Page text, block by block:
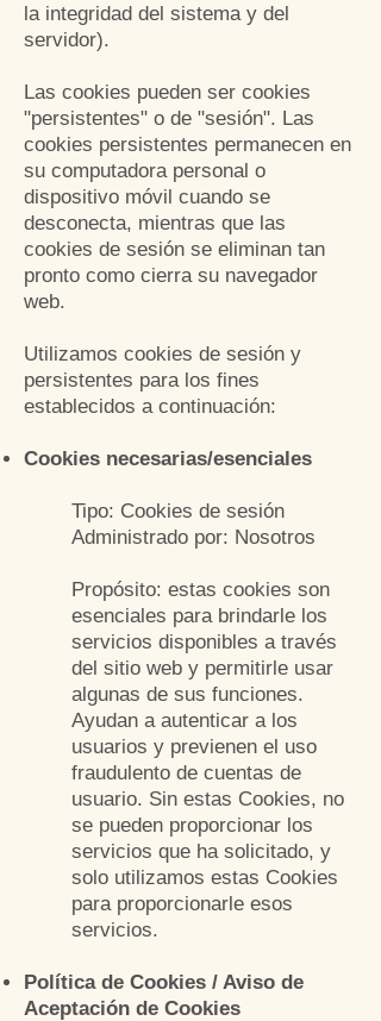
la integridad del sistema y del
servidor).
Las cookies pueden ser cookies
"persistentes" o de "sesión". Las
cookies persistentes permanecen en
su computadora personal o
dispositivo móvil cuando se
desconecta, mientras que las
cookies de sesión se eliminan tan
pronto como cierra su navegador
web.
Utilizamos cookies de sesión y
persistentes para los fines
establecidos a continuación:
Cookies necesarias/esenciales
Tipo: Cookies de sesión
Administrado por: Nosotros
Propósito: estas cookies son
esenciales para brindarle los
servicios disponibles a través
del sitio web y permitirle usar
algunas de sus funciones.
Ayudan a autenticar a los
usuarios y previenen el uso
fraudulento de cuentas de
usuario. Sin estas Cookies, no
se pueden proporcionar los
servicios que ha solicitado, y
solo utilizamos estas Cookies
para proporcionarle esos
servicios.
Política de Cookies / Aviso de
Aceptación de Cookies